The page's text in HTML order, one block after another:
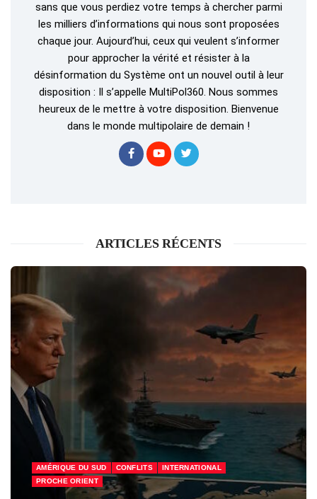
sans que vous perdiez votre temps à chercher parmi
les milliers d’informations qui nous sont proposées
chaque jour. Aujourd’hui, ceux qui veulent s’informer
pour approcher la vérité et résister à la
désinformation du Système ont un nouvel outil à leur
disposition : Il s’appelle MultiPol360. Nous sommes
heureux de le mettre à votre disposition. Bienvenue
dans le monde multipolaire de demain !
ARTICLES RÉCENTS
AMÉRIQUE DU SUD CONFLITS
INTERNATIONAL
PROCHE ORIENT